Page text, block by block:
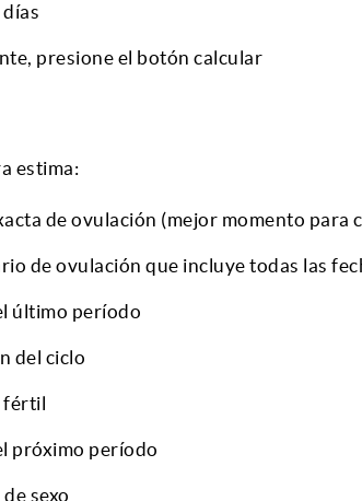
presione el botón calcular
estima:
de ovulación (mejor momento para
de ovulación que incluye todas las
último período
del ciclo
fértil
próximo período
sexo